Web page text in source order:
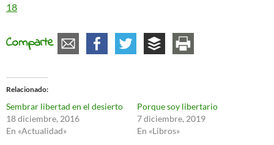
18
Comparte
Relacionado
Sembrar libertad en el desierto
18 diciembre, 2016
En «Actualidad»
Porque soy libertario
7 diciembre, 2019
En «Libros»